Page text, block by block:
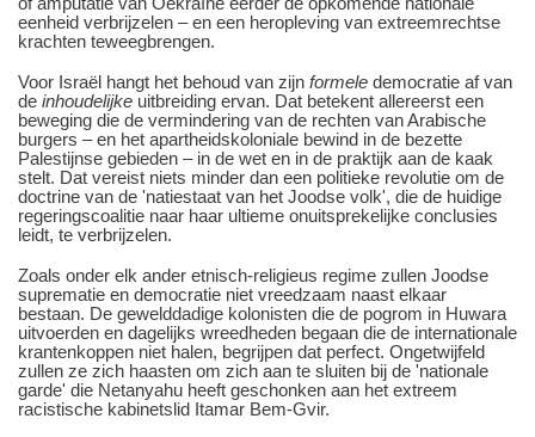
eenheid verbrijzelen ‒ en een heropleving van extreemrechtse
krachten teweegbrengen.
Voor Israël hangt het behoud van zijn formele democratie af van
de inhoudelijke uitbreiding ervan. Dat betekent allereerst een
beweging die de vermindering van de rechten van Arabische
burgers ‒ en het apartheidskoloniale bewind in de bezette
Palestijnse gebieden ‒ in de wet en in de praktijk aan de kaak
stelt. Dat vereist niets minder dan een politieke revolutie om de
doctrine van de 'natiestaat van het Joodse volk', die de huidige
regeringscoalitie naar haar ultieme onuitsprekelijke conclusies
leidt, te verbrijzelen.
Zoals onder elk ander etnisch-religieus regime zullen Joodse
suprematie en democratie niet vreedzaam naast elkaar
bestaan. De gewelddadige kolonisten die de pogrom in Huwara
uitvoerden en dagelijks wreedheden begaan die de internationale
krantenkoppen niet halen, begrijpen dat perfect. Ongetwijfeld
zullen ze zich haasten om zich aan te sluiten bij de 'nationale
garde' die Netanyahu heeft geschonken aan het extreem
racistische kabinetslid Itamar Bem-Gvir.